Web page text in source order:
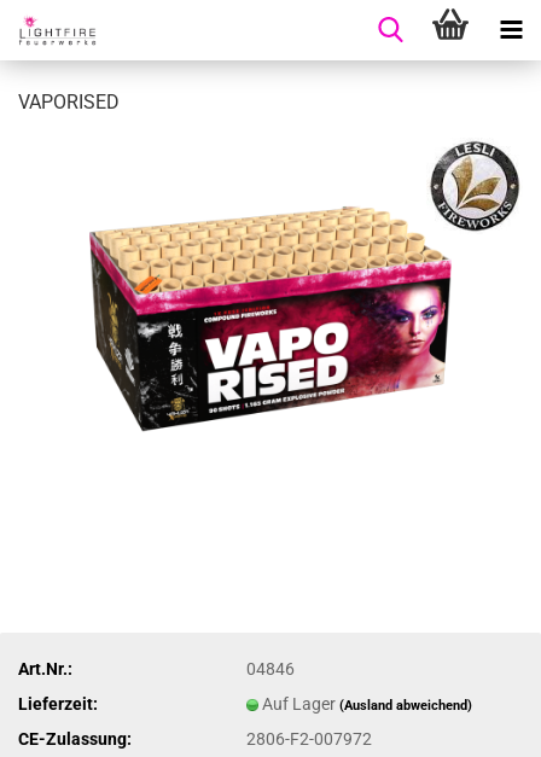
VAPORISED
Art.Nr.:
04846
Lieferzeit:
Auf Lager(Ausland abweichend)
CE-Zulassung:
2806-F2-007972